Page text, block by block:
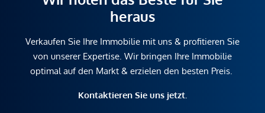
heraus
Verkaufen Sie Ihre Immobilie mit uns & profitieren Sie
von unserer Expertise. Wir bringen Ihre Immobilie
optimal auf den Markt & erzielen den besten Preis.
Kontaktieren Sie uns jetzt.